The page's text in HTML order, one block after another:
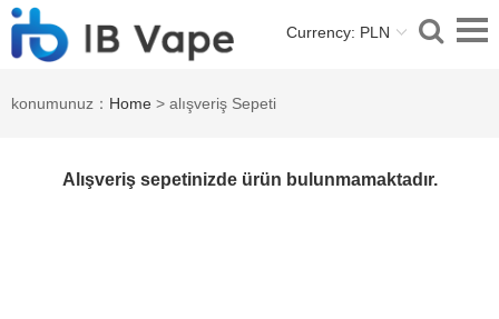
Currency: PLN
konumunuz： Home > alışveriş Sepeti
Alışveriş sepetinizde ürün bulunmamaktadır.